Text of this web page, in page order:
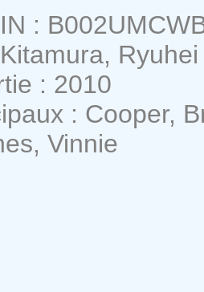
:
Ryuhei
: 2010
: Cooper,
Vinnie